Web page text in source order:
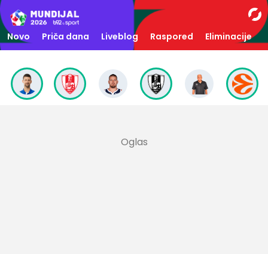
Novo Priča dana Liveblog Raspored Eliminacije